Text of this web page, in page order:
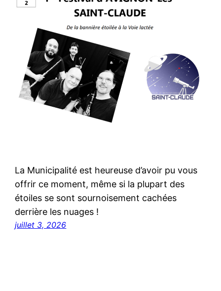
La Municipalité est heureuse d’avoir pu vous
offrir ce moment, même si la plupart des
étoiles se sont sournoisement cachées
derrière les nuages !
juillet 3, 2026